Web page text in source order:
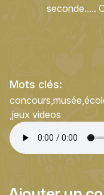
seconde.....
Mots clés:
concours musée
jeux videos